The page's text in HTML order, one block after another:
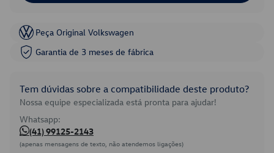
Peça Original Volkswagen
Garantia de 3 meses de fábrica
Tem dúvidas sobre a compatibilidade deste produto?
Nossa equipe especializada está pronta para ajudar!
Whatsapp:
(41) 99125-2143
(apenas mensagens de texto, não atendemos ligações)